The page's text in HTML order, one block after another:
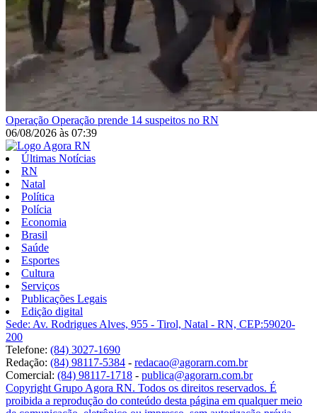
Operação Operação prende 14 suspeitos no RN
06/08/2026 às 07:39
Últimas Notícias
RN
Natal
Política
Polícia
Economia
Brasil
Saúde
Esportes
Cultura
Serviços
Publicações Legais
Edição digital
Sede: Av. Rodrigues Alves, 955 - Tirol, Natal - RN, CEP:59020-
200
Telefone: (84) 3027-1690
Redação: (84) 98117-5384 - redacao@agorarn.com.br
Comercial: (84) 98117-1718 - publica@agorarn.com.br
Copyright Grupo Agora RN. Todos os direitos reservados. É
proibida a reprodução do conteúdo desta página em qualquer meio